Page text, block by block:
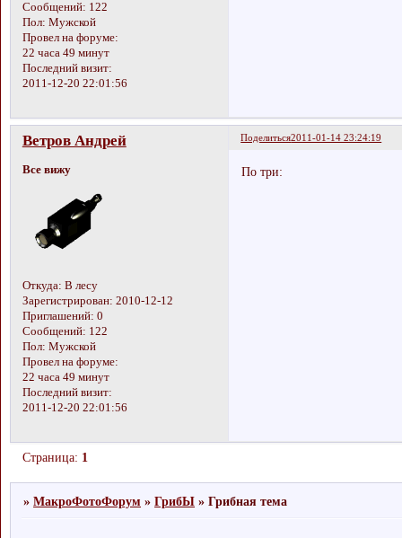
Сообщений: 122
Пол: Мужской
Провел на форуме:
22 часа 49 минут
Последний визит:
2011-12-20 22:01:56
Поделиться2011-01-14 23:24:19
Ветров Андрей
Все вижу
Откуда: В лесу
Зарегистрирован: 2010-12-12
Приглашений: 0
Сообщений: 122
Пол: Мужской
Провел на форуме:
22 часа 49 минут
Последний визит:
2011-12-20 22:01:56
По три:
Страница: 1
»МакроФотоФорум »ГрибЫ »Грибная тема